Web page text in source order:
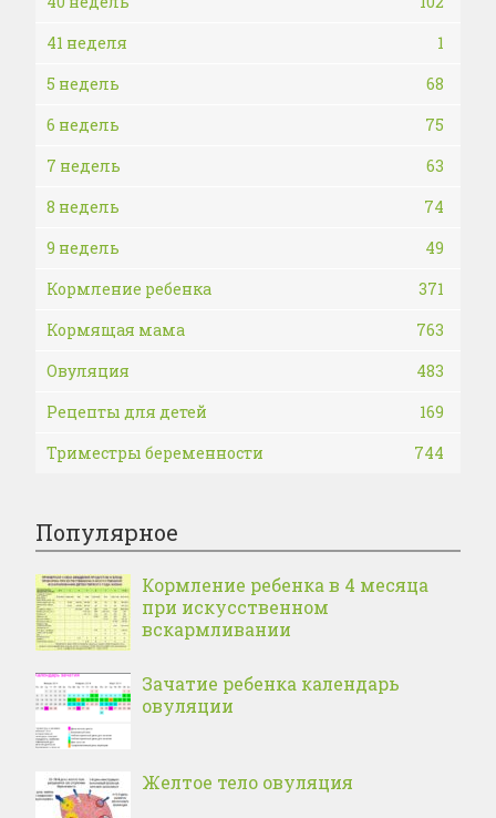
41 неделя
1
5 недель
68
6 недель
75
7 недель
63
8 недель
74
9 недель
49
Кормление ребенка
371
Кормящая мама
763
Овуляция
483
Рецепты для детей
169
Триместры беременности
744
Популярное
Кормление ребенка в 4 месяца
при искусственном
вскармливании
Зачатие ребенка календарь
овуляции
Желтое тело овуляция